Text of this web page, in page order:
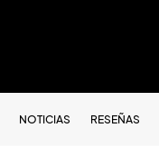
NOTICIAS RESEÑAS